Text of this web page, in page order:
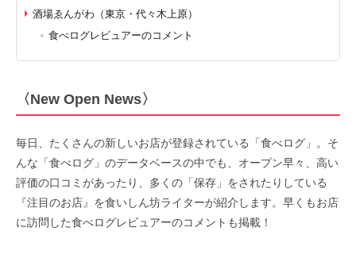
酒場ゑんがわ（東京・代々木上原）
食べログレビュアーのコメント
〈New Open News〉
毎日、たくさんの新しいお店が登録されている「食べログ」。そ
んな「食べログ」のデータベースの中でも、オープン早々、高い
評価の口コミがあったり、多くの「保存」をされたりしている
『注目のお店』を食いしん坊ライターが紹介します。早くもお店
に訪問した食べログレビュアーのコメントも掲載！